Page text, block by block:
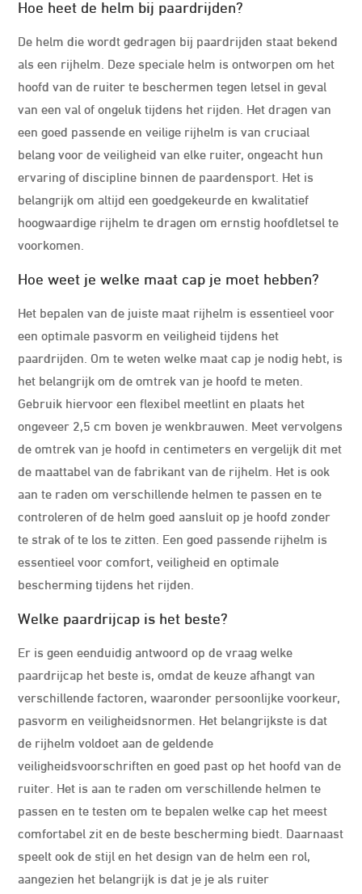
Hoe heet de helm bij paardrijden?
De helm die wordt gedragen bij paardrijden staat bekend
als een rijhelm. Deze speciale helm is ontworpen om het
hoofd van de ruiter te beschermen tegen letsel in geval
van een val of ongeluk tijdens het rijden. Het dragen van
een goed passende en veilige rijhelm is van cruciaal
belang voor de veiligheid van elke ruiter, ongeacht hun
ervaring of discipline binnen de paardensport. Het is
belangrijk om altijd een goedgekeurde en kwalitatief
hoogwaardige rijhelm te dragen om ernstig hoofdletsel te
voorkomen.
Hoe weet je welke maat cap je moet hebben?
Het bepalen van de juiste maat rijhelm is essentieel voor
een optimale pasvorm en veiligheid tijdens het
paardrijden. Om te weten welke maat cap je nodig hebt, is
het belangrijk om de omtrek van je hoofd te meten.
Gebruik hiervoor een flexibel meetlint en plaats het
ongeveer 2,5 cm boven je wenkbrauwen. Meet vervolgens
de omtrek van je hoofd in centimeters en vergelijk dit met
de maattabel van de fabrikant van de rijhelm. Het is ook
aan te raden om verschillende helmen te passen en te
controleren of de helm goed aansluit op je hoofd zonder
te strak of te los te zitten. Een goed passende rijhelm is
essentieel voor comfort, veiligheid en optimale
bescherming tijdens het rijden.
Welke paardrijcap is het beste?
Er is geen eenduidig antwoord op de vraag welke
paardrijcap het beste is, omdat de keuze afhangt van
verschillende factoren, waaronder persoonlijke voorkeur,
pasvorm en veiligheidsnormen. Het belangrijkste is dat
de rijhelm voldoet aan de geldende
veiligheidsvoorschriften en goed past op het hoofd van de
ruiter. Het is aan te raden om verschillende helmen te
passen en te testen om te bepalen welke cap het meest
comfortabel zit en de beste bescherming biedt. Daarnaast
speelt ook de stijl en het design van de helm een rol,
aangezien het belangrijk is dat je je als ruiter